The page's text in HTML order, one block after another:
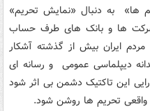
ها» به دنبال «نمایش تحریم»
ها و بانک های طرف حساب
مردم ایران بیش از گذشته آشکار
دیپلماسی عمومی و رسانه ای
این تاکتیک دشمن بی اثر شود
واقعی تحریم ها روشن شود.